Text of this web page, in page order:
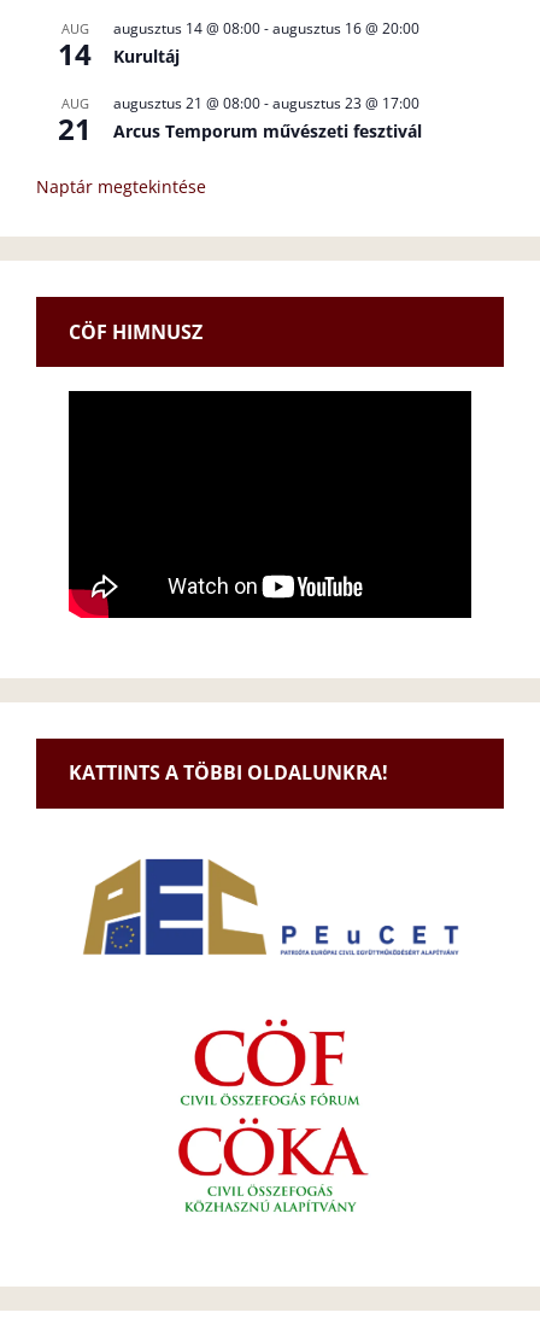
AUG
14
augusztus 14 @ 08:00-augusztus 16 @ 20:00
Kurultáj
AUG
21
augusztus 21 @ 08:00-augusztus 23 @ 17:00
Arcus Temporum művészeti fesztivál
Naptár megtekintése
CÖF HIMNUSZ
KATTINTS A TÖBBI OLDALUNKRA!